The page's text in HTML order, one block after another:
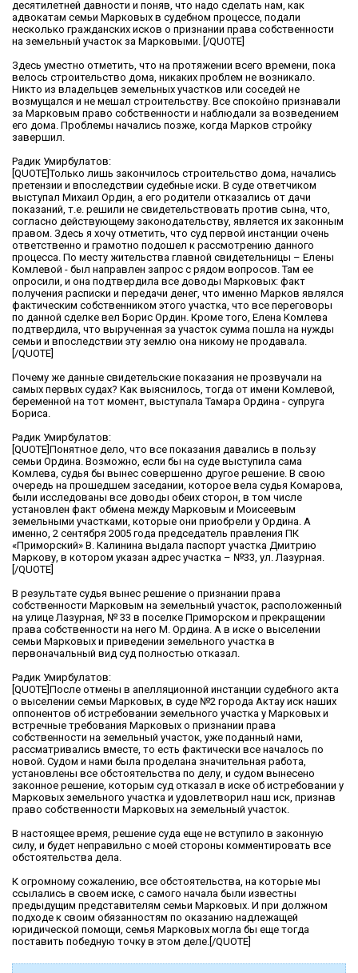
десятилетней давности и поняв, что надо сделать нам, как
адвокатам семьи Марковых в судебном процессе, подали
несколько гражданских исков о признании права собственности
на земельный участок за Марковыми. [/QUOTE]
Здесь уместно отметить, что на протяжении всего времени, пока
велось строительство дома, никаких проблем не возникало.
Никто из владельцев земельных участков или соседей не
возмущался и не мешал строительству. Все спокойно признавали
за Марковым право собственности и наблюдали за возведением
его дома. Проблемы начались позже, когда Марков стройку
завершил.
Радик Умирбулатов:
[QUOTE]Только лишь закончилось строительство дома, начались
претензии и впоследствии судебные иски. В суде ответчиком
выступал Михаил Ордин, а его родители отказались от дачи
показаний, т.е. решили не свидетельствовать против сына, что,
согласно действующему законодательству, является их законным
правом. Здесь я хочу отметить, что суд первой инстанции очень
ответственно и грамотно подошел к рассмотрению данного
процесса. По месту жительства главной свидетельницы – Елены
Комлевой - был направлен запрос с рядом вопросов. Там ее
опросили, и она подтвердила все доводы Марковых: факт
получения расписки и передачи денег, что именно Марков являлся
фактическим собственником этого участка, что все переговоры
по данной сделке вел Борис Ордин. Кроме того, Елена Комлева
подтвердила, что вырученная за участок сумма пошла на нужды
семьи и впоследствии эту землю она никому не продавала.
[/QUOTE]
Почему же данные свидетельские показания не прозвучали на
самых первых судах? Как выяснилось, тогда от имени Комлевой,
беременной на тот момент, выступала Тамара Ордина - супруга
Бориса.
Радик Умирбулатов:
[QUOTE]Понятное дело, что все показания давались в пользу
семьи Ордина. Возможно, если бы на суде выступила сама
Комлева, судья бы вынес совершенно другое решение. В свою
очередь на прошедшем заседании, которое вела судья Комарова,
были исследованы все доводы обеих сторон, в том числе
установлен факт обмена между Марковым и Моисеевым
земельными участками, которые они приобрели у Ордина. А
именно, 2 сентября 2005 года председатель правления ПК
«Приморский» В. Калинина выдала паспорт участка Дмитрию
Маркову, в котором указан адрес участка – №33, ул. Лазурная.
[/QUOTE]
В результате судья вынес решение о признании права
собственности Марковым на земельный участок, расположенный
на улице Лазурная, № 33 в поселке Приморском и прекращении
права собственности на него М. Ордина. А в иске о выселении
семьи Марковых и приведении земельного участка в
первоначальный вид суд полностью отказал.
Радик Умирбулатов:
[QUOTE]После отмены в апелляционной инстанции судебного акта
о выселении семьи Марковых, в суде №2 города Актау иск наших
оппонентов об истребовании земельного участка у Марковых и
встречные требования Марковых о признании права
собственности на земельный участок, уже поданный нами,
рассматривались вместе, то есть фактически все началось по
новой. Судом и нами была проделана значительная работа,
установлены все обстоятельства по делу, и судом вынесено
законное решение, которым суд отказал в иске об истребовании у
Марковых земельного участка и удовлетворил наш иск, признав
право собственности Марковых на земельный участок.
В настоящее время, решение суда еще не вступило в законную
силу, и будет неправильно с моей стороны комментировать все
обстоятельства дела.
К огромному сожалению, все обстоятельства, на которые мы
ссылались в своем иске, с самого начала были известны
предыдущим представителям семьи Марковых. И при должном
подходе к своим обязанностям по оказанию надлежащей
юридической помощи, семья Марковых могла бы еще тогда
поставить победную точку в этом деле.[/QUOTE]